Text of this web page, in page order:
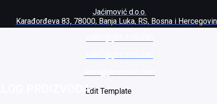
Jaćimović d.o.o.
Karađorđeva 83, 78000, Banja Luka, RS, Bosna i
Edit Template
PROIZVODA